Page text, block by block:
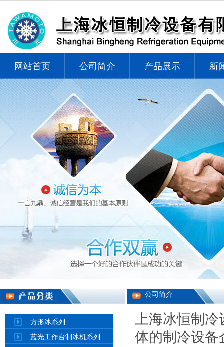
网站首页 公司简介 产品展示 新
方形冰系列
蓝光工作台制冰机系列
公司简介
上海冰恒制
体的制冷设备